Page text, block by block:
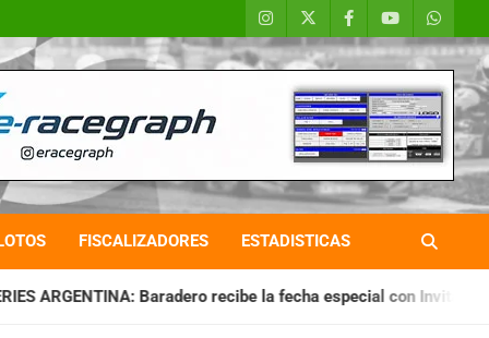
FISCALIZADORES ESTADISTICAS
recibe la fecha especial con Invitados CHAQUEÑO